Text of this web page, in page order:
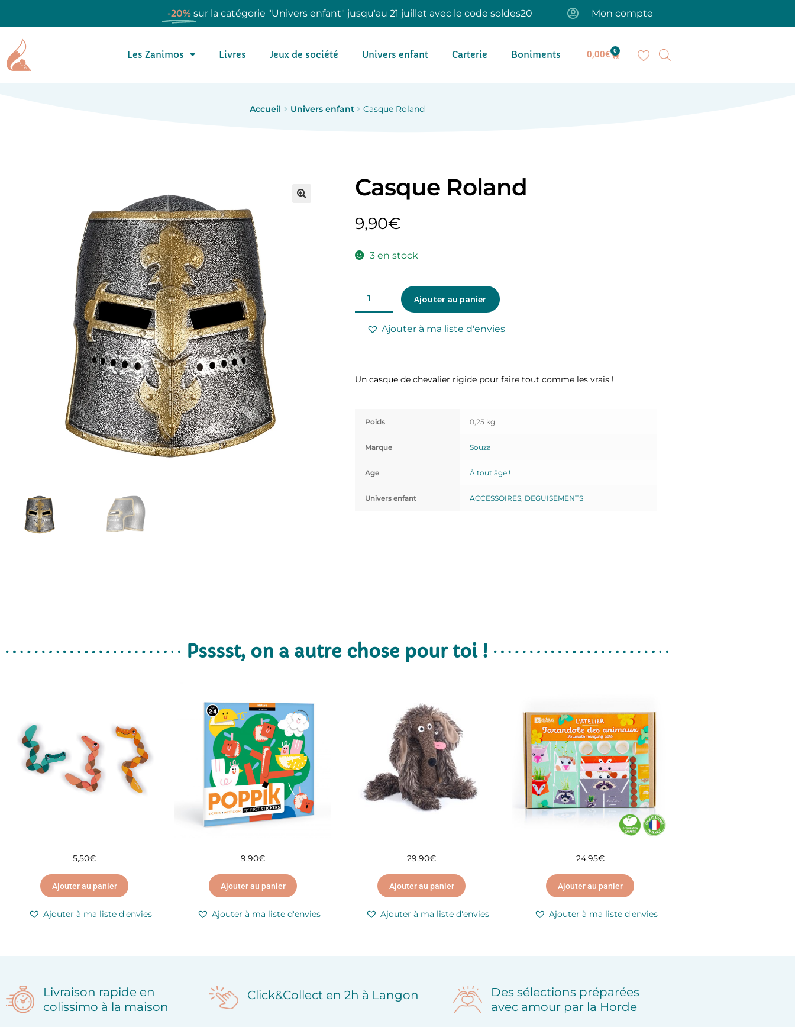
-20% sur la catégorie "Univers enfant" jusqu'au 21 juillet avec le code soldes20 Mon compte
Les Zanimos Livres Jeux de société Univers enfant Carterie Boniments 0,00€ 0
Accueil Univers enfant Casque Roland
Casque Roland
9,90€
3 en stock
Ajouter au panier
Ajouter à ma liste d'envies
Un casque de chevalier rigide pour faire tout comme les vrais !
Poids 0,25 kg
Marque Souza
Age À tout âge !
Univers enfant ACCESSOIRES, DEGUISEMENTS
Psssst, on a autre chose pour toi !
5,50€
Ajouter au panier
Ajouter à ma liste d'envies
9,90€
Ajouter au panier
Ajouter à ma liste d'envies
29,90€
Ajouter au panier
Ajouter à ma liste d'envies
24,95€
Ajouter au panier
Ajouter à ma liste d'envies
Livraison rapide en
colissimo à la maison
Click&Collect en 2h à Langon
Des sélections préparées
avec amour par la Horde